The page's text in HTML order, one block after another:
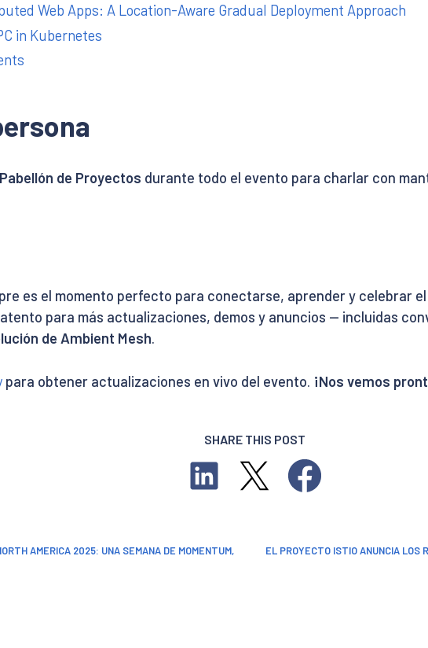
Web Apps: A Location-Aware Gradual Deployment Approach
in Kubernetes
Pabellón de Proyectos durante todo el evento para charlar con
es el momento perfecto para conectarse, aprender y celebrar
para más actualizaciones, demos y anuncios — incluidas
de Ambient Mesh.
para obtener actualizaciones en vivo del evento. ¡Nos vemos
SHARE THIS POST
AMERICA 2025: UNA SEMANA DE MOMENTUM,
EL PROYECTO ISTIO ANUNCIA LOS